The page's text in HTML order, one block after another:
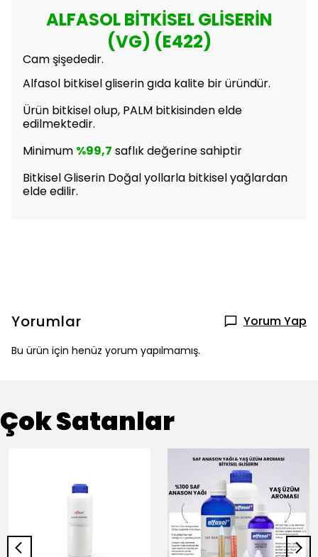
ALFASOL BİTKİSEL GLİSERİN
(VG) (E422)
Cam şişededir.
Alfasol bitkisel gliserin gıda kalite bir üründür.
Ürün bitkisel olup, PALM bitkisinden elde
edilmektedir.
Minimum %99,7 saflık değerine sahiptir
Bitkisel Gliserin Doğal yollarla bitkisel yağlardan
elde edilir.
Yorumlar Yorum Yap
Bu ürün için henüz yorum yapılmamış.
Çok Satanlar